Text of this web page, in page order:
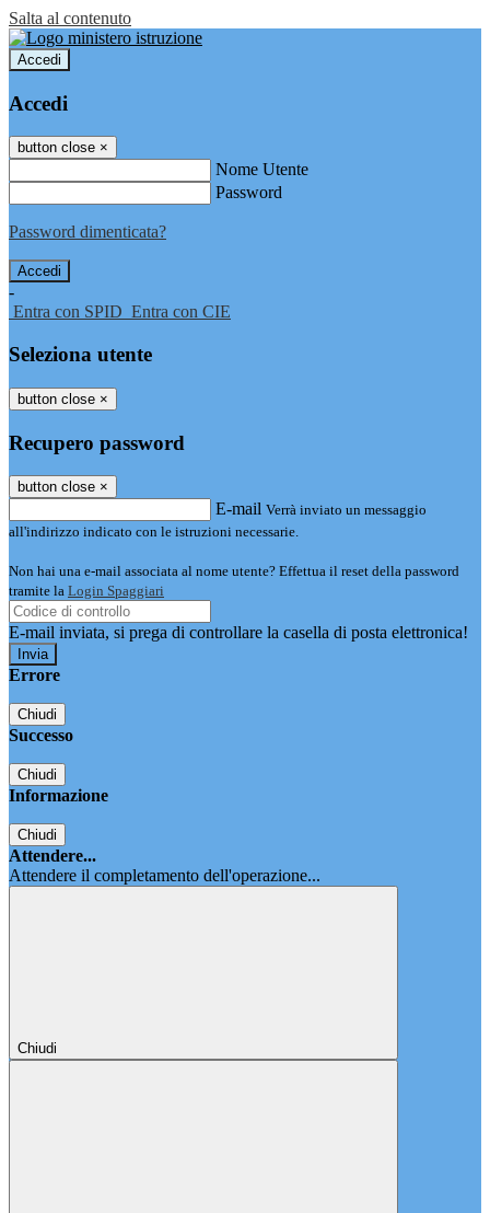
Salta al contenuto
Accedi
Accedi
button close ×
Nome Utente
Password
Password dimenticata?
-
Entra con SPID Entra con CIE
Seleziona utente
button close ×
Recupero password
button close ×
E-mail Verrà inviato un messaggio
all'indirizzo indicato con le istruzioni necessarie.
Non hai una e-mail associata al nome utente? Effettua il reset della password
tramite la Login Spaggiari
E-mail inviata, si prega di controllare la casella di posta elettronica!
Errore
Chiudi
Successo
Chiudi
Informazione
Chiudi
Attendere...
Attendere il completamento dell'operazione...
Chiudi